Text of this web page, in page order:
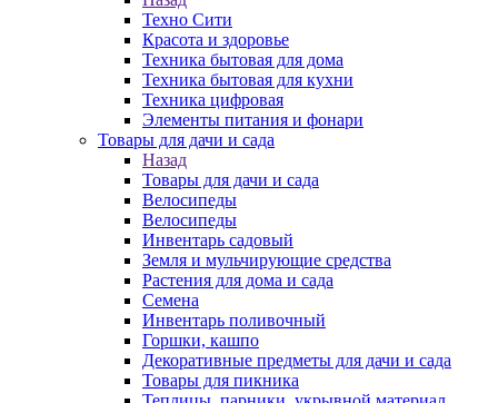
Техно Сити
Красота и здоровье
Техника бытовая для дома
Техника бытовая для кухни
Техника цифровая
Элементы питания и фонари
Товары для дачи и сада
Назад
Товары для дачи и сада
Велосипеды
Велосипеды
Инвентарь садовый
Земля и мульчирующие средства
Растения для дома и сада
Семена
Инвентарь поливочный
Горшки, кашпо
Декоративные предметы для дачи и сада
Товары для пикника